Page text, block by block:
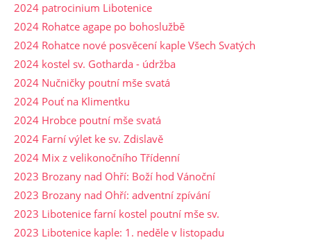
2024 patrocinium Libotenice
2024 Rohatce agape po bohoslužbě
2024 Rohatce nové posvěcení kaple Všech Svatých
2024 kostel sv. Gotharda - údržba
2024 Nučničky poutní mše svatá
2024 Pouť na Klimentku
2024 Hrobce poutní mše svatá
2024 Farní výlet ke sv. Zdislavě
2024 Mix z velikonočního Třídenní
2023 Brozany nad Ohří: Boží hod Vánoční
2023 Brozany nad Ohří: adventní zpívání
2023 Libotenice farní kostel poutní mše sv.
2023 Libotenice kaple: 1. neděle v listopadu